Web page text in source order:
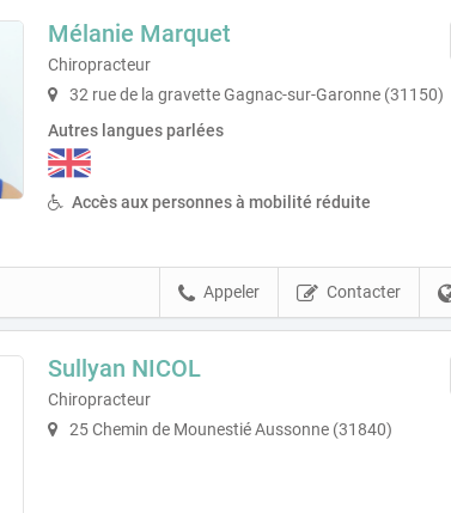
Mélanie Marquet
Chiropracteur
32 rue de la gravette Gagnac-sur-Garonne (31150)
Autres langues parlées
Accès aux personnes à mobilité réduite
Contacter
Appeler
Sullyan NICOL
Chiropracteur
25 Chemin de Mounestié Aussonne (31840)